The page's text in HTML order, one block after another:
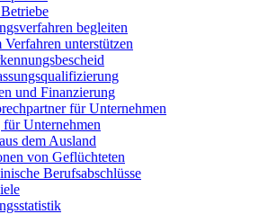
begleiten
Verfahren unterstützen
und Finanzierung
für Unternehmen
Unternehmen
dem Ausland
von Geflüchteten
Berufsabschlüsse